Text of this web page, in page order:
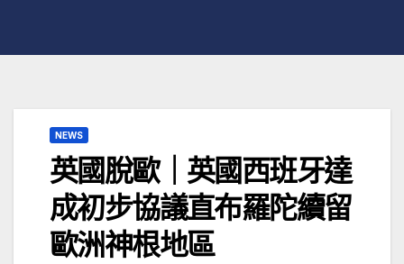
NEWS
英國脫歐｜英國西班牙達
成初步協議直布羅陀續留
歐洲神根地區